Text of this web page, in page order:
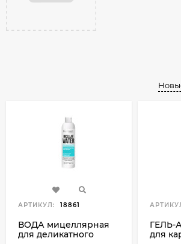
АРТИКУЛ: 18861
ВОДА мицеллярная
для деликатного
ГЕЛЬ-
для